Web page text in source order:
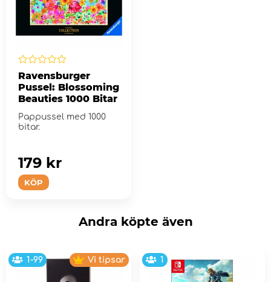
Ravensburger
Pussel: Blossoming
Beauties 1000 Bitar
Pappussel med 1000
bitar.
KÖP
179 kr
Andra köpte även
1-99 Vi tipsar 1